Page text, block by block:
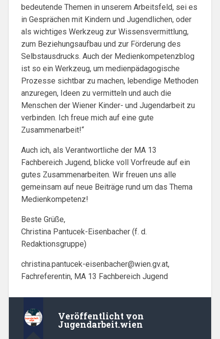
bedeutende Themen in unserem Arbeitsfeld, sei es
in Gesprächen mit Kindern und Jugendlichen, oder
als wichtiges Werkzeug zur Wissensvermittlung,
zum Beziehungsaufbau und zur Förderung des
Selbstausdrucks. Auch der Medienkompetenzblog
ist so ein Werkzeug, um medienpädagogische
Prozesse sichtbar zu machen, lebendige Methoden
anzuregen, Ideen zu vermitteln und auch die
Menschen der Wiener Kinder- und Jugendarbeit zu
verbinden. Ich freue mich auf eine gute
Zusammenarbeit!“
Auch ich, als Verantwortliche der MA 13
Fachbereich Jugend, blicke voll Vorfreude auf ein
gutes Zusammenarbeiten. Wir freuen uns alle
gemeinsam auf neue Beiträge rund um das Thema
Medienkompetenz!
Beste Grüße,
Christina Pantucek-Eisenbacher (f. d.
Redaktionsgruppe)
christina.pantucek-eisenbacher@wien.gv.at,
Fachreferentin, MA 13 Fachbereich Jugend
Veröffentlicht von
Jugendarbeit.wien